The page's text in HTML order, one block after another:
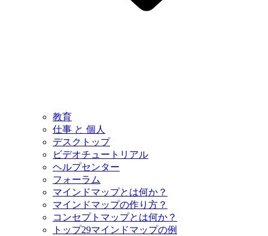
教育
仕事 と 個人
デスクトップ
ビデオチュートリアル
ヘルプセンター
フォーラム
マインドマップとは何か？
マインドマップの作り方？
コンセプトマップとは何か？
トップ29マインドマップの例